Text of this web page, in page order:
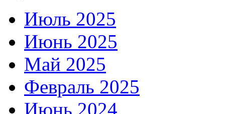
Июль 2025
Июнь 2025
Май 2025
Февраль 2025
Июнь 2024